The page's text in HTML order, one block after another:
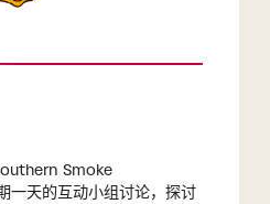
Smoke
一天的互动小组讨论，探讨